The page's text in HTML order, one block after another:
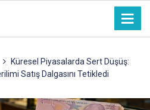
Küresel Piyasalarda Sert Düşüş:
Satış Dalgasını Tetikledi